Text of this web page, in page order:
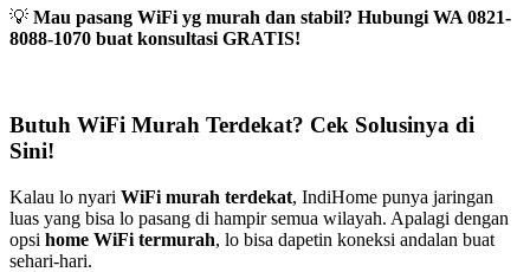
💡 Mau pasang WiFi yg murah dan stabil? Hubungi WA 0821-
8088-1070 buat konsultasi GRATIS!
Butuh WiFi Murah Terdekat? Cek Solusinya di
Sini!
Kalau lo nyari WiFi murah terdekat, IndiHome punya jaringan
luas yang bisa lo pasang di hampir semua wilayah. Apalagi dengan
opsi home WiFi termurah, lo bisa dapetin koneksi andalan buat
sehari-hari.